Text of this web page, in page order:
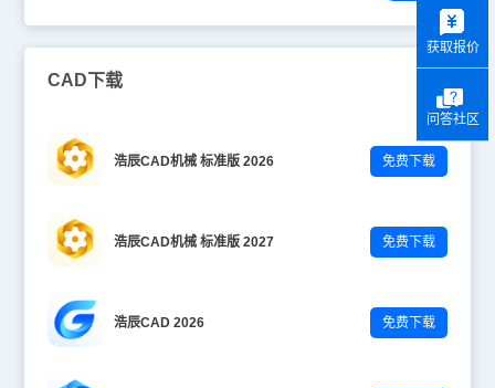
CAD下载
浩辰CAD机械 标准版 2026 免费下载
浩辰CAD机械 标准版 2027 免费下载
浩辰CAD 2026 免费下载
获取报价
问答社区